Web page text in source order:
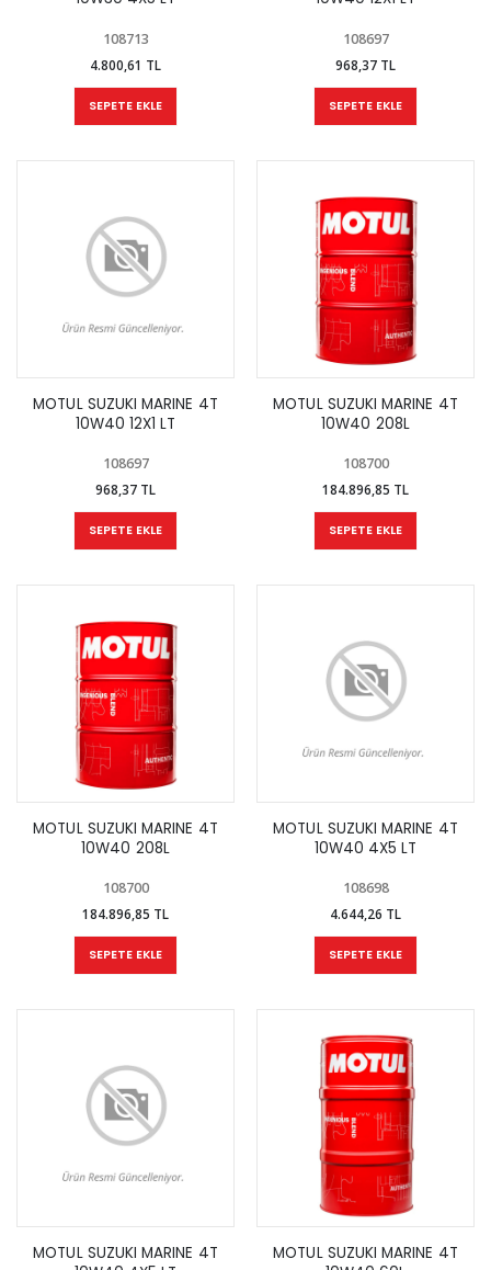
108713
4.800,61 TL
SEPETE EKLE
108697
968,37 TL
SEPETE EKLE
MOTUL SUZUKI MARINE 4T
10W40 12X1 LT
108697
968,37 TL
SEPETE EKLE
MOTUL SUZUKI MARINE 4T
10W40 208L
108700
184.896,85 TL
SEPETE EKLE
MOTUL SUZUKI MARINE 4T
10W40 208L
108700
184.896,85 TL
SEPETE EKLE
MOTUL SUZUKI MARINE 4T
10W40 4X5 LT
108698
4.644,26 TL
SEPETE EKLE
MOTUL SUZUKI MARINE 4T
MOTUL SUZUKI MARINE 4T